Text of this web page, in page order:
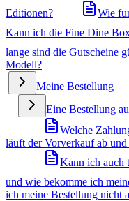
Editionen?
Wie
Kann ich die Fine Dine
lange sind die Gutscheine
Modell?
Meine Bestellung
Eine Bestellung
Welche
läuft der Vorverkauf ab
Kann ich auch
und wie bekomme ich
ich meine Bestellung nicht